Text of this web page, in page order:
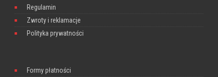
Regulamin
Zwroty i reklamacje
Polityka prywatności
Formy płatności